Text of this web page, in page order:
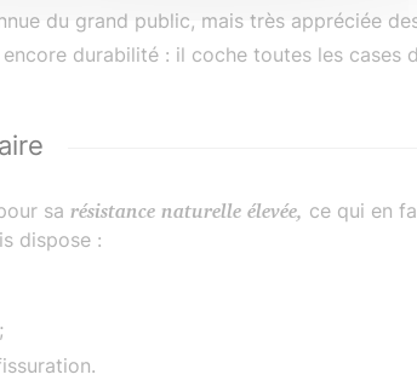
du grand public, mais très appréciée
durabilité : il coche toutes les cases
sa résistance naturelle élevée,
ce qui en
dispose :